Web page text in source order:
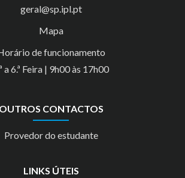
geral@sp.ipl.pt
Mapa
de funcionamento
a 6.ª Feira | 9h00 às 17h00
OUTROS CONTACTOS
Provedor do estudante
LINKS ÚTEIS